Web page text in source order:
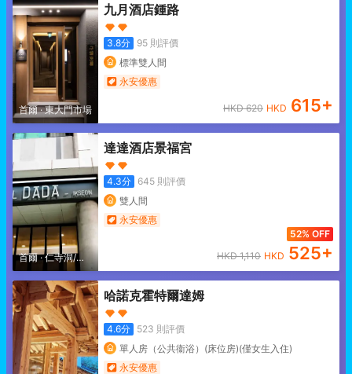
首爾·東大門市場
九月酒店鍾路
3.8分 95則評價
標準雙人間
永安優惠
HKD620 HKD 615+
首爾·仁寺洞/北
村
達達酒店景福宮
4.3分 645則評價
雙人間
永安優惠
52% OFF
HKD1,110 HKD 525+
哈諾克霍特爾達姆
4.6分 523 則評價
單人房（公共衞浴）(床位房)(僅女生入住)
永安優惠